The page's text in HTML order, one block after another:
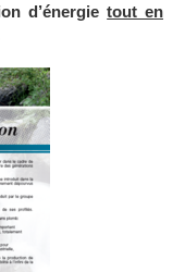
d’énergietout en